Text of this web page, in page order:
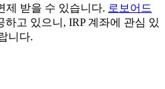
제 받을 수 있습니다. 로보어드
하고 있으니, IRP 계좌에 관심 있
니다.